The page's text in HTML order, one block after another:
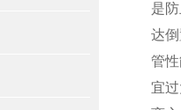
是
达
管
宜